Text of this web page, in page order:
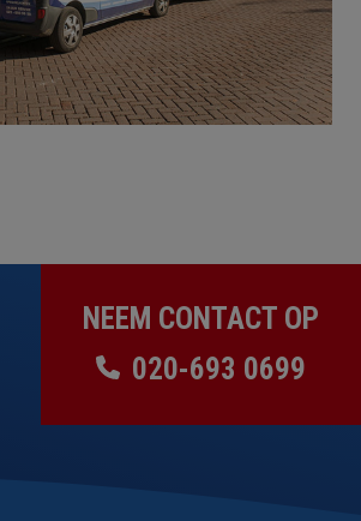
NEEM CONTACT OP
020-693 0699